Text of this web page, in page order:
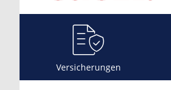
Versicherungen